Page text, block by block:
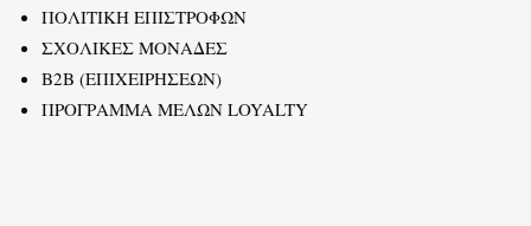
ΠΟΛΙΤΙΚΗ ΕΠΙΣΤΡΟΦΩΝ
ΣΧΟΛΙΚΕΣ ΜΟΝΑΔΕΣ
B2B (ΕΠΙΧΕΙΡΗΣΕΩΝ)
ΠΡΟΓΡΑΜΜΑ ΜΕΛΩΝ LOYALTY